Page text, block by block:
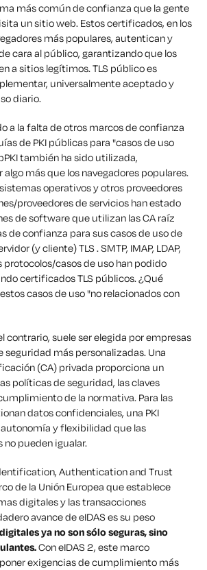
más común de confianza que la gente
un sitio web. Estos certificados, en los
más populares, autentican y
cara al público, garantizando que los
a sitios legítimos. TLS público es
universalmente aceptado y
diario.
a la falta de otros marcos de confianza
de PKI públicas para "casos de uso
también ha sido utilizada,
más que los navegadores populares.
operativos y otros proveedores
proveedores de servicios han estado
de software que utilizan las CA raíz
de confianza para sus casos de uso de
(y cliente) TLS . SMTP, IMAP, LDAP,
protocolos/casos de uso han podido
certificados TLS públicos. ¿Qué
casos de uso "no relacionados con
contrario, suele ser elegida por empresas
seguridad más personalizadas. Una
(CA) privada proporciona un
políticas de seguridad, las claves
de la normativa. Para las
datos confidenciales, una PKI
y flexibilidad que las
pueden igualar.
Authentication and Trust
de la Unión Europea que establece
digitales y las transacciones
avance de eIDAS es su peso
ya no son sólo seguras, sino
Con eIDAS 2, este marco
exigencias de cumplimiento más